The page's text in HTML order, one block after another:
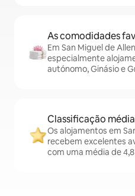
As comodidades
Em San Miguel de
especialmente
autónomo, Ginásio e
Classificação
Os alojamentos em
recebem excelentes
com uma média de